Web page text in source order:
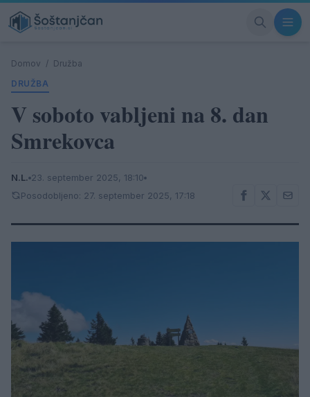
Domov / Družba
DRUŽBA
V soboto vabljeni na 8. dan
Smrekovca
N.L. 23. september 2025, 18:10
Posodobljeno: 27. september 2025, 17:18